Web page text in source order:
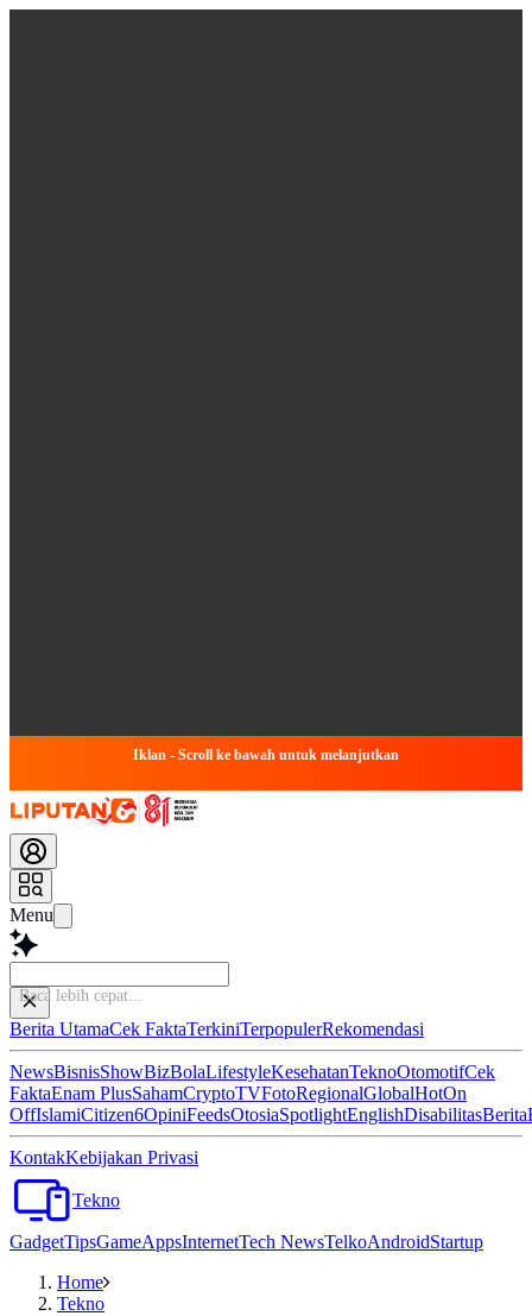
Iklan - Scroll ke bawah untuk melanjutkan
Menu
Simpulkan
Berita UtamaCek FaktaTerkiniTerpopulerRekomendasi
NewsBisnisShowBizBolaLifestyleKesehatanTeknoOtomotifCek
FaktaEnam PlusSahamCryptoTVFotoRegionalGlobalHotOn
OffIslamiCitizen6OpiniFeedsOtosiaSpotlightEnglishDisabilitasBerita
KontakKebijakan Privasi
Tekno
GadgetTipsGameAppsInternetTech NewsTelkoAndroidStartup
Home
Tekno